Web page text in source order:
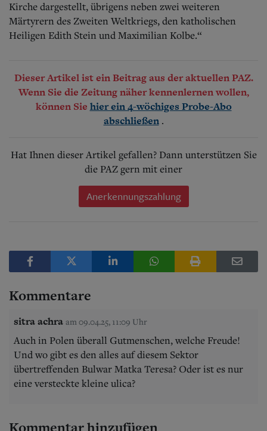
Kirche dargestellt, übrigens neben zwei weiteren
Märtyrern des Zweiten Weltkriegs, den katholischen
Heiligen Edith Stein und Maximilian Kolbe.“
Dieser Artikel ist ein Beitrag aus der aktuellen PAZ.
Wenn Sie die Zeitung näher kennenlernen wollen,
können Sie hier ein 4-wöchiges Probe-Abo
abschließen .
Hat Ihnen dieser Artikel gefallen? Dann unterstützen Sie
die PAZ gern mit einer
Anerkennungszahlung
Kommentare
sitra achra am 09.04.25, 11:09 Uhr
Auch in Polen überall Gutmenschen, welche Freude!
Und wo gibt es den alles auf diesem Sektor
übertreffenden Bulwar Matka Teresa? Oder ist es nur
eine versteckte kleine ulica?